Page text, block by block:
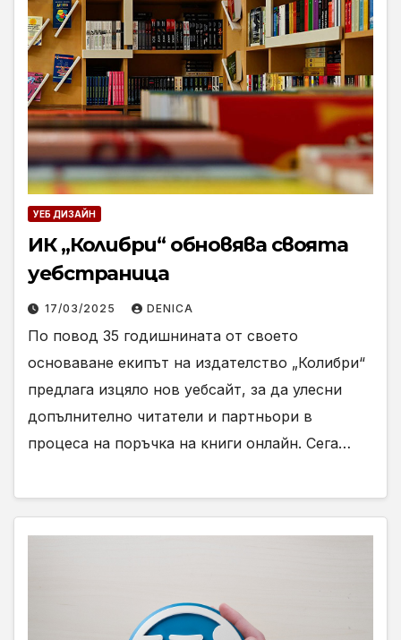
УЕБ ДИЗАЙН
ИК „Колибри“ обновява своята
уебстраница
17/03/2025 DENICA
По повод 35 годишнината от своето
основаване екипът на издателство „Колибри“
предлага изцяло нов уебсайт, за да улесни
допълнително читатели и партньори в
процеса на поръчка на книги онлайн. Сега…